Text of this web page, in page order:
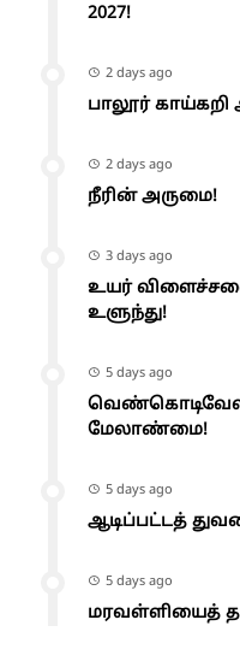
2027!
2 days ago
பாலூர் காய்கறி
2 days ago
நீரின் அருமை!
3 days ago
உயர்
உளுந்து!
5 days ago
வெண்கொடிவேலி
மேலாண்மை!
5 days ago
ஆடிப்பட்டத்
5 days ago
மரவள்ளியைத்